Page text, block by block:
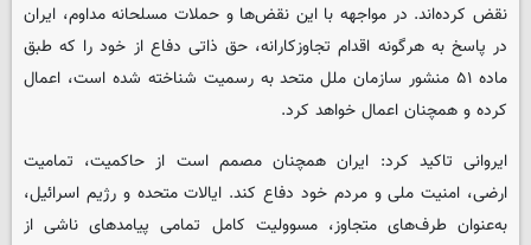
نقض کرده‌اند. در مواجهه با این نقض‌ها و حملات مسلحانه مداوم، ایران
در پاسخ به هرگونه اقدام تجاوزکارانه، حق ذاتی دفاع از خود را که طبق
ماده ۵۱ منشور سازمان ملل متحد به رسمیت شناخته شده است، اعمال
کرده و همچنان اعمال خواهد کرد.
ایروانی تاکید کرد: ایران همچنان مصمم است از حاکمیت، تمامیت
ارضی، امنیت ملی و مردم خود دفاع کند. ایالات متحده و رژیم اسرائیل،
به‌عنوان طرف‌های متجاوز، مسوولیت کامل تمامی پیامدهای ناشی از